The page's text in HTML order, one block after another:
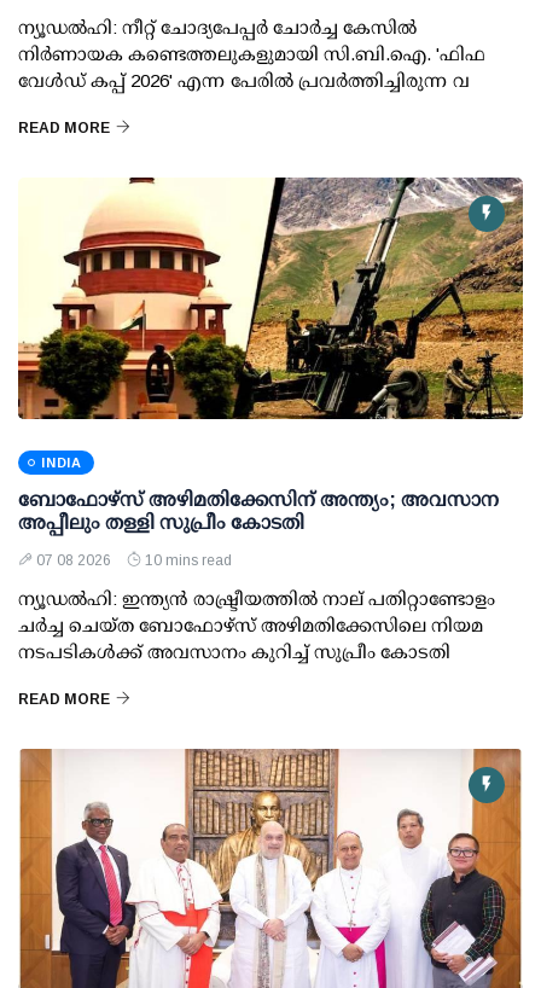
ന്യൂഡല്‍ഹി: നീറ്റ് ചോദ്യപേപ്പര്‍ ചോര്‍ച്ച കേസില്‍
നിര്‍ണായക കണ്ടെത്തലുകളുമായി സി.ബി.ഐ. 'ഫിഫ
വേള്‍ഡ് കപ്പ് 2026' എന്ന പേരില്‍ പ്രവര്‍ത്തിച്ചിരുന്ന വ
READ MORE
INDIA
ബോഫോഴ്സ് അഴിമതിക്കേസിന് അന്ത്യം; അവസാന
അപ്പീലും തള്ളി സുപ്രീം കോടതി
07 08 2026 10 mins read
ന്യൂഡല്‍ഹി: ഇന്ത്യന്‍ രാഷ്ട്രീയത്തില്‍ നാല് പതിറ്റാണ്ടോളം
ചര്‍ച്ച ചെയ്ത ബോഫോഴ്സ് അഴിമതിക്കേസിലെ നിയമ
നടപടികള്‍ക്ക് അവസാനം കുറിച്ച് സുപ്രീം കോടതി
READ MORE